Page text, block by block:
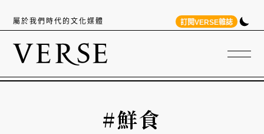
屬於我們時代的文化媒體 訂閱VERSE雜誌
#鮮食